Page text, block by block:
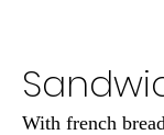
With french